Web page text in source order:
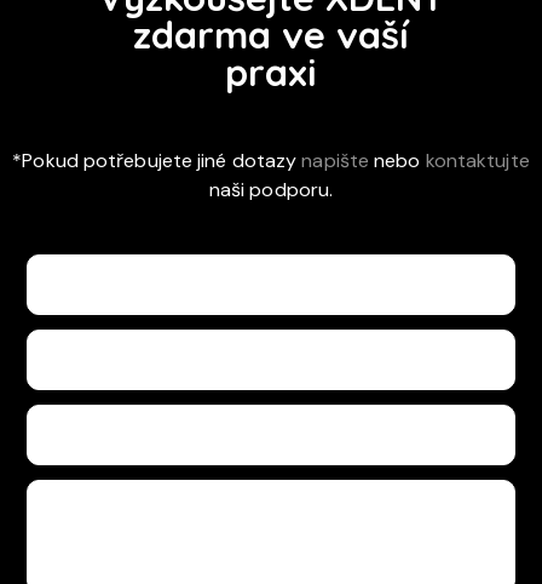
zdarma ve vaší
praxi
*Pokud potřebujete jiné dotazynapištenebo kontaktujte
naši podporu.